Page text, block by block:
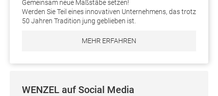
Gemeinsam neue Maßstäbe setzen!
Werden Sie Teil eines innovativen Unternehmens, das trotz
50 Jahren Tradition jung geblieben ist.
MEHR ERFAHREN
WENZEL auf Social Media